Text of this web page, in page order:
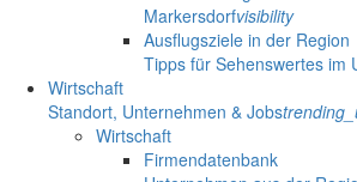
Markersdorfvisibility
Ausflugsziele in der Region
Tipps für Sehenswertes im
Wirtschaft
Standort, Unternehmen & Jobs
Wirtschaft
Firmendatenbank